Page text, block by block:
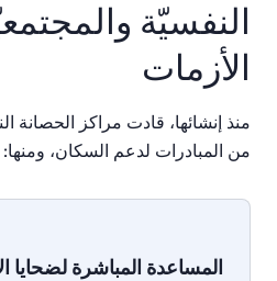
النفسيّة
الأزمات
منذ إنشائها، قادت مراكز الحصانة
من المبادرات لدعم السكان، ومنها:
المساعدة المباشرة لضحايا